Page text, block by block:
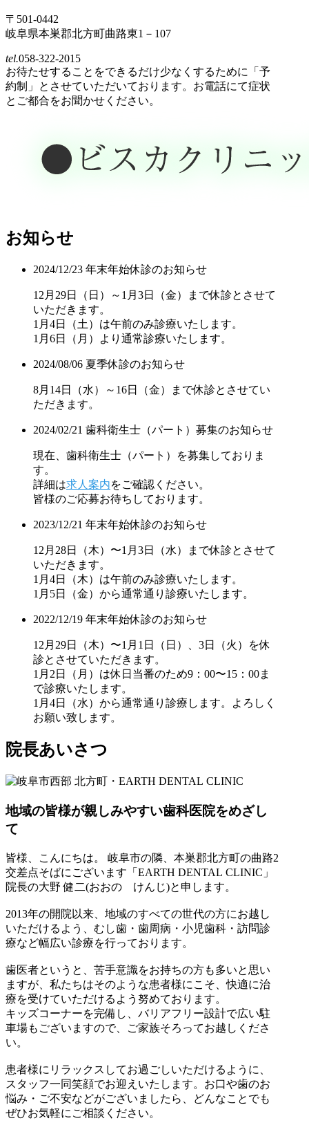
〒501-0442
岐阜県本巣郡北方町曲路東1－107
tel.058-322-2015
お待たせすることをできるだけ少なくするために「予
約制」とさせていただいております。お電話にて症状
とご都合をお聞かせください。
お知らせ
2024/12/23 年末年始休診のお知らせ
12月29日（日）～1月3日（金）まで休診とさせて
いただきます。
1月4日（土）は午前のみ診療いたします。
1月6日（月）より通常診療いたします。
2024/08/06 夏季休診のお知らせ
8月14日（水）～16日（金）まで休診とさせてい
ただきます。
2024/02/21 歯科衛生士（パート）募集のお知らせ
現在、歯科衛生士（パート）を募集しておりま
す。
詳細は求人案内をご確認ください。
皆様のご応募お待ちしております。
2023/12/21 年末年始休診のお知らせ
12月28日（木）〜1月3日（水）まで休診とさせて
いただきます。
1月4日（木）は午前のみ診療いたします。
1月5日（金）から通常通り診療いたします。
2022/12/19 年末年始休診のお知らせ
12月29日（木）〜1月1日（日）、3日（火）を休
診とさせていただきます。
1月2日（月）は休日当番のため9：00〜15：00ま
で診療いたします。
1月4日（水）から通常通り診療します。よろしく
お願い致します。
院長あいさつ
地域の皆様が親しみやすい歯科医院をめざし
て
皆様、こんにちは。 岐阜市の隣、本巣郡北方町の曲路2
交差点そばにございます「EARTH DENTAL CLINIC」
院長の大野 健二(おおの けんじ)と申します。
2013年の開院以来、地域のすべての世代の方にお越し
いただけるよう、むし歯・歯周病・小児歯科・訪問診
療など幅広い診療を行っております。
歯医者というと、苦手意識をお持ちの方も多いと思い
ますが、私たちはそのような患者様にこそ、快適に治
療を受けていただけるよう努めております。
キッズコーナーを完備し、バリアフリー設計で広い駐
車場もございますので、ご家族そろってお越しくださ
い。
患者様にリラックスしてお過ごしいただけるように、
スタッフ一同笑顔でお迎えいたします。お口や歯のお
悩み・ご不安などがございましたら、どんなことでも
ぜひお気軽にご相談ください。